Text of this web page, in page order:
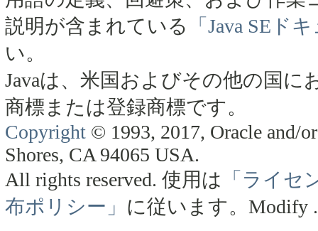
説明が含まれている
「Java SEド
い。
Javaは、米国およびその他の国に
商標または登録商標です。
Copyright © 1993, 2017, Oracle and/
Shores, CA 94065 USA.
All rights reserved. 使用は 「ライセ
布ポリシー」 に従います。 Modify